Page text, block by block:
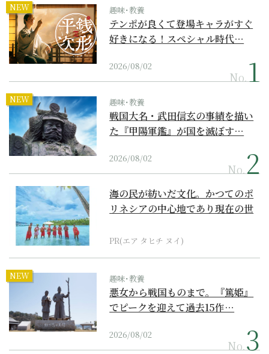
NEW 趣味･教養
テンポが良くて登場キャラがすぐ
好きになる！スペシャル時代…
2026/08/02
No.
NEW 趣味･教養
戦国大名・武田信玄の事績を描い
た『甲陽軍鑑』が国を滅ぼす…
2026/08/02
No.
海の民が紡いだ文化。かつてのポ
リネシアの中心地であり現在の世
PR(エア タヒチ ヌイ)
NEW 趣味･教養
悪女から戦国ものまで。『篤姫』
でピークを迎えて過去15作…
2026/08/02
No.